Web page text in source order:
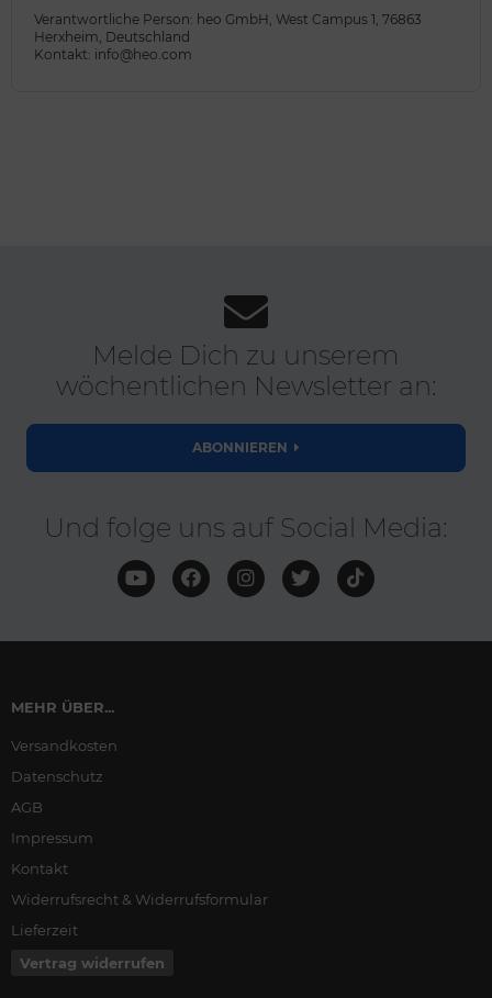
Verantwortliche Person: heo GmbH, West Campus 1, 76863
Herxheim, Deutschland
Kontakt: info@heo.com
Melde Dich zu unserem
wöchentlichen Newsletter an:
ABONNIEREN
Und folge uns auf Social Media:
MEHR ÜBER...
Versandkosten
Datenschutz
AGB
Impressum
Kontakt
Widerrufsrecht & Widerrufsformular
Lieferzeit
Vertrag widerrufen